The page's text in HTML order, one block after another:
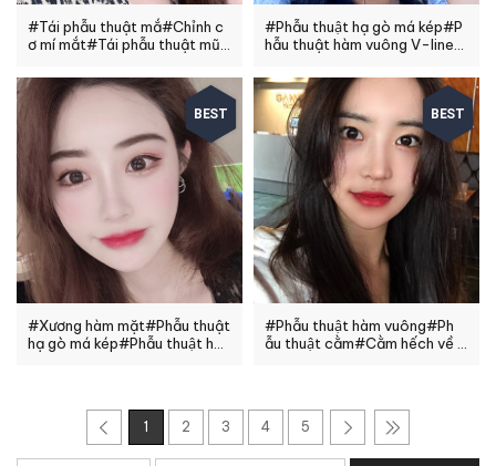
#Tái phẫu thuật mắ#Chỉnh c
ơ mí mắt#Tái phẫu thuật mũi
#Phẫu thuật hạ gò má kép#P
hẫu thuật hàm vuông V-line#
BEST
#Xương hàm mặt#Phẫu thuật
hạ gò má kép#Phẫu thuật h
BEST
#Phẫu thuật hàm vuông#Ph
ẫu thuật cằm#Cằm hếch về t
1 2 3 4 5